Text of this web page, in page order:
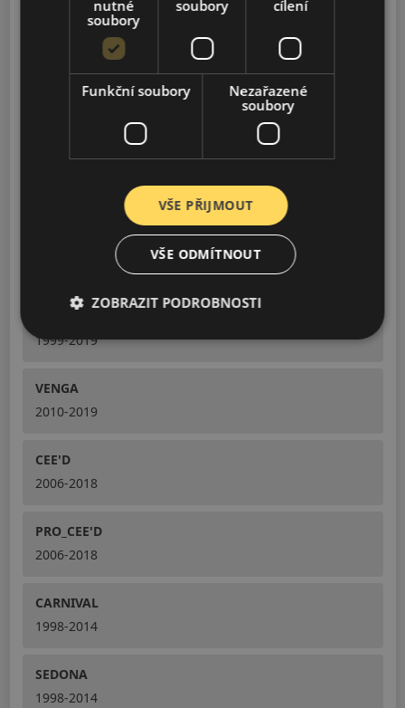
1999-2019
VENGA
2010-2019
CEE'D
2006-2018
PRO_CEE'D
2006-2018
CARNIVAL
1998-2014
SEDONA
1998-2014
nutné
soubory
soubory cílení
Funkční soubory
Nezařazené
soubory
VŠE PŘIJMOUT
VŠE ODMÍTNOUT
ZOBRAZIT PODROBNOSTI